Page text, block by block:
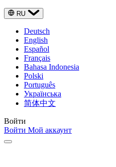
RU
Deutsch
English
Español
Français
Bahasa Indonesia
Polski
Português
Українська
简体中文
Войти
Войти Мой аккаунт